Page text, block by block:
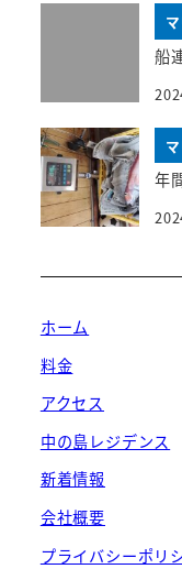
船
年
ホーム
料金
アクセス
中の島レジデンス
新着情報
会社概要
プライバシーポリ